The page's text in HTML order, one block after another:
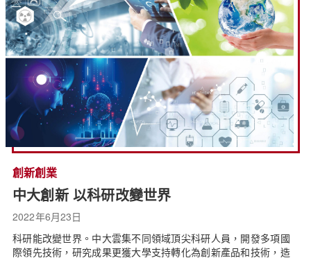
創新創業
中大創新 以科研改變世界
2022年6月23日
科研能改變世界。中大雲集不同領域頂尖科研人員，開發多項國
際領先技術，研究成果更獲大學支持轉化為創新產品和技術，造